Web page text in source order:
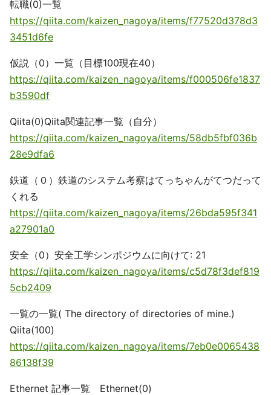
転職(0)一覧
https://qiita.com/kaizen_nagoya/items/f77520d378d3
3451d6fe
仮説（0）一覧（目標100現在40）
https://qiita.com/kaizen_nagoya/items/f000506fe1837
b3590df
Qiita(0)Qiita関連記事一覧（自分）
https://qiita.com/kaizen_nagoya/items/58db5fbf036b
28e9dfa6
鉄道（０）鉄道のシステム考察はてっちゃんがてつだって
くれる
https://qiita.com/kaizen_nagoya/items/26bda595f341
a27901a0
安全（0）安全工学シンポジウムに向けて: 21
https://qiita.com/kaizen_nagoya/items/c5d78f3def819
5cb2409
一覧の一覧( The directory of directories of mine.)
Qiita(100)
https://qiita.com/kaizen_nagoya/items/7eb0e0065438
86138f39
Ethernet 記事一覧 Ethernet(0)